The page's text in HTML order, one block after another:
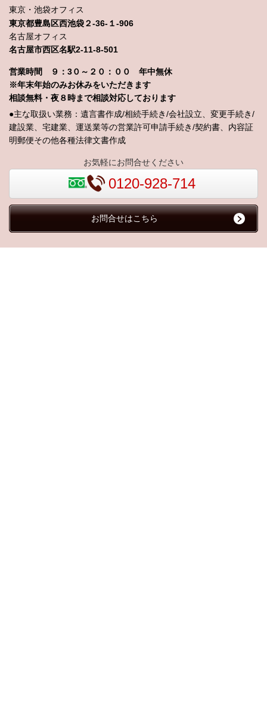
東京・池袋オフィス
東京都豊島区西池袋２-36-１-906
名古屋オフィス
名古屋市西区名駅2-11-8-501
営業時間 ９：3０～２０：００ 年中無休
※年末年始のみお休みをいただきます
相談無料・夜８時まで相談対応しております
●主な取扱い業務：遺言書作成/相続手続き/会社設立、変更手続き/
建設業、宅建業、運送業等の営業許可申請手続き/契約書、内容証
明郵便その他各種法律文書作成
お気軽にお問合せください
0120-928-714
お問合せはこちら